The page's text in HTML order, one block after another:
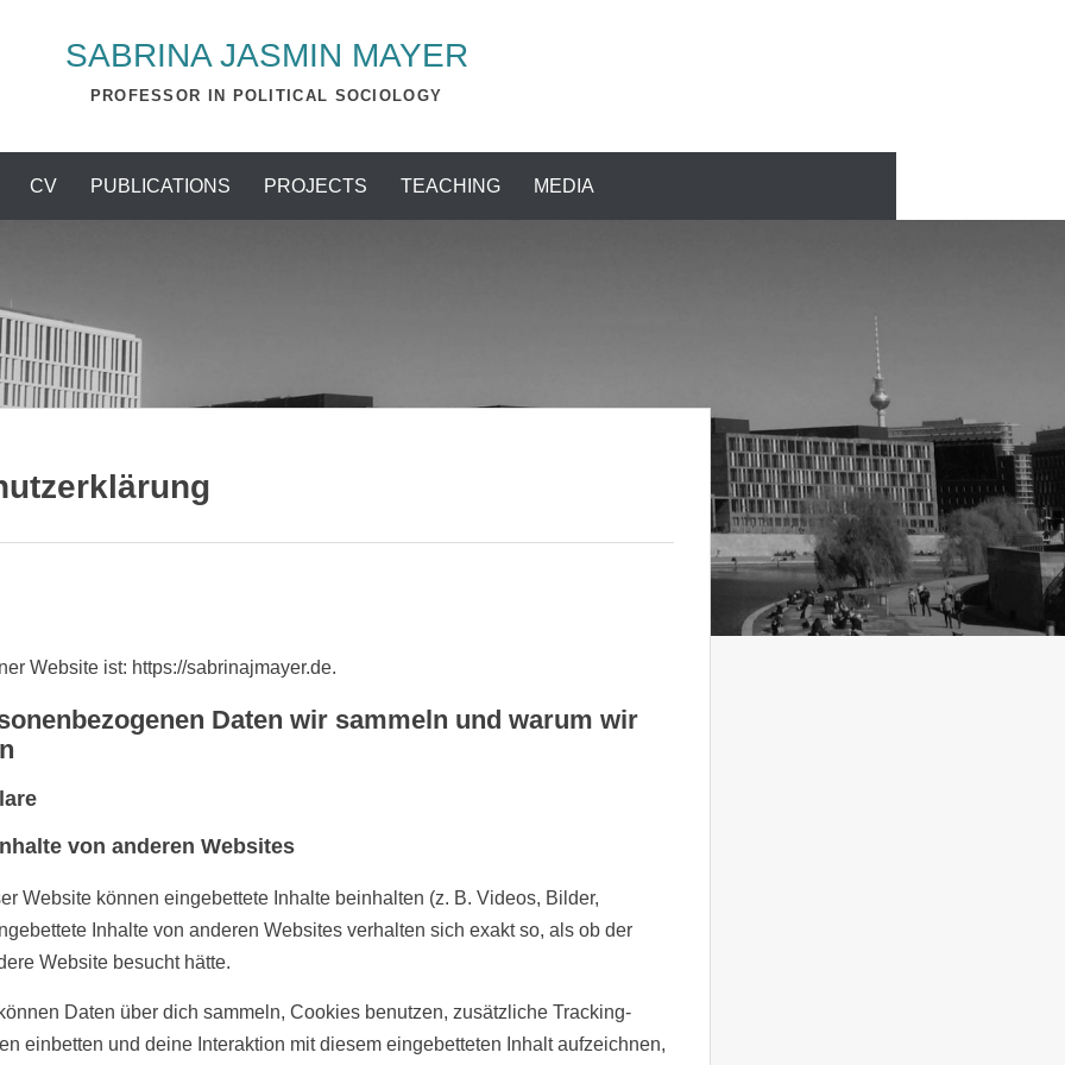
SABRINA JASMIN MAYER
PROFESSOR IN POLITICAL SOCIOLOGY
CV PUBLICATIONS PROJECTS TEACHING MEDIA
Website ist: https://sabrinajmayer.de.
Daten wir sammeln und warum wir
von anderen Websites
Website können eingebettete Inhalte beinhalten (z. B. Videos, Bilder,
Inhalte von anderen Websites verhalten sich exakt so, als ob der
Website besucht hätte.
Daten über dich sammeln, Cookies benutzen, zusätzliche Tracking-
einbetten und deine Interaktion mit diesem eingebetteten Inhalt aufzeichnen,